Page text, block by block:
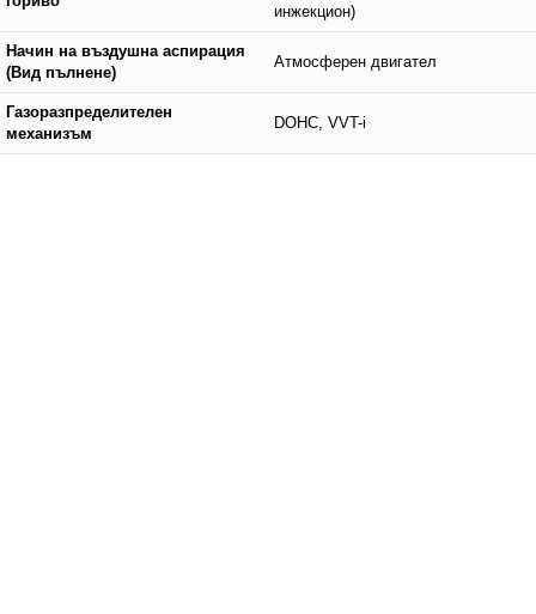
инжекцион)
Начин на въздушна аспирация
(Вид пълнене)
Атмосферен двигател
Газоразпределителен
механизъм
DOHC, VVT-i